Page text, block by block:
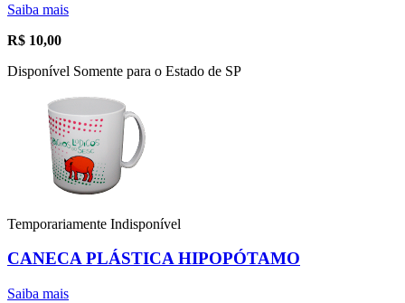
Saiba mais
R$ 10,00
Disponível Somente para o Estado de SP
Temporariamente Indisponível
CANECA PLÁSTICA HIPOPÓTAMO
Saiba mais